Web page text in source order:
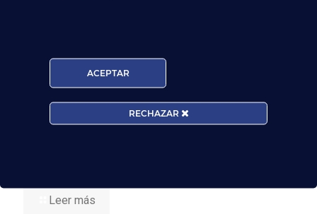
quieren ser TCP
Leer más
Leer más
ACEPTAR
RECHAZAR